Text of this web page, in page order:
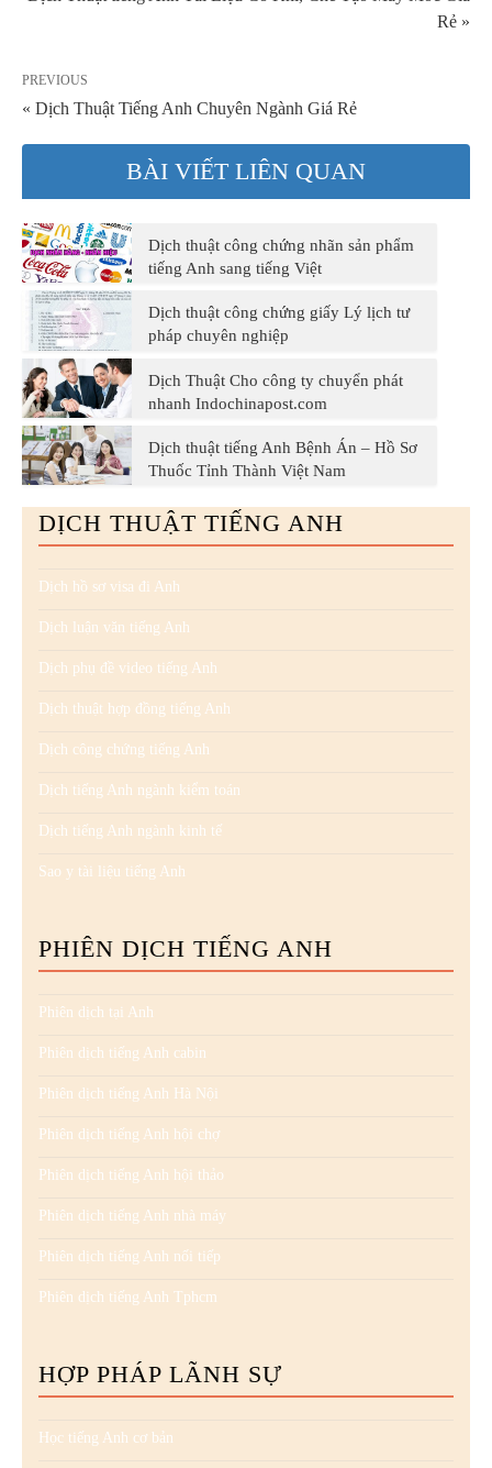
Rẻ »
PREVIOUS
« Dịch Thuật Tiếng Anh Chuyên Ngành Giá Rẻ
BÀI VIẾT LIÊN QUAN
Dịch thuật công chứng nhãn sản phẩm
tiếng Anh sang tiếng Việt
Dịch thuật công chứng giấy Lý lịch tư
pháp chuyên nghiệp
Dịch Thuật Cho công ty chuyển phát
nhanh Indochinapost.com
Dịch thuật tiếng Anh Bệnh Án – Hồ Sơ
Thuốc Tỉnh Thành Việt Nam
DỊCH THUẬT TIẾNG ANH
Dịch hồ sơ visa đi Anh
Dịch luận văn tiếng Anh
Dịch phụ đề video tiếng Anh
Dịch thuật hợp đồng tiếng Anh
Dịch công chứng tiếng Anh
Dịch tiếng Anh ngành kiểm toán
Dịch tiếng Anh ngành kinh tế
Sao y tài liệu tiếng Anh
PHIÊN DỊCH TIẾNG ANH
Phiên dịch tại Anh
Phiên dịch tiếng Anh cabin
Phiên dịch tiếng Anh Hà Nội
Phiên dịch tiếng Anh hội chợ
Phiên dịch tiếng Anh hội thảo
Phiên dịch tiếng Anh nhà máy
Phiên dịch tiếng Anh nối tiếp
Phiên dịch tiếng Anh Tphcm
HỢP PHÁP LÃNH SỰ
Học tiếng Anh cơ bản